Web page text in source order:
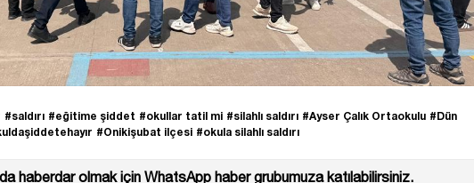
#saldırı #eğitime şiddet #okullar tatil mi #silahlı saldırı #Ayser Çalık Ortaokulu #Dün
#Onikişubat ilçesi #okula silahlı saldırı
haberdar olmak için WhatsApp haber grubumuza katılabilirsiniz.